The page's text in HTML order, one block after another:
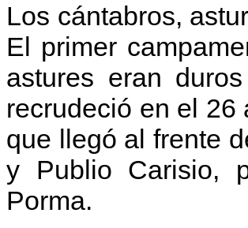
Los cántabros,
El primer
astures eran
recrudeció en el 26
que llegó al frente
y Publio Carisio,
Porma.